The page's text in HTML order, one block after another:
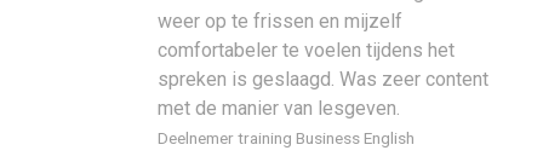
weer op te frissen en mijzelf
comfortabeler te voelen tijdens het
spreken is geslaagd. Was zeer content
met de manier van lesgeven.
Deelnemer training Business English